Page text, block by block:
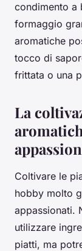
condimento a
formaggio
aromatiche
tocco di
frittata o una
La
Coltivare le
hobby molto
appassionati.
utilizzare
piatti, ma